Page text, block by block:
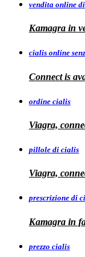
vendita online
Kamagra in
cialis online
Connect is
ordine cialis
Viagra,
pillole di cialis
Viagra,
prescrizione di
Kamagra in
prezzo cialis